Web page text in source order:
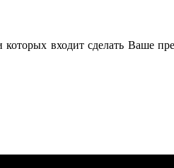
входит сделать Ваше